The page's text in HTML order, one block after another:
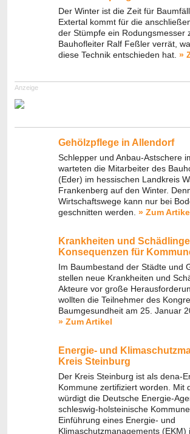
Der Winter ist die Zeit für
Extertal kommt für die
der Stümpfe ein Rodungsmesser
Bauhofleiter Ralf Feßler verrät,
diese Technik entschieden hat. »
Anzeige
Gehölzpflege in Allendorf
Schlepper und Anbau-Astschere
warteten die Mitarbeiter des
(Eder) im hessischen Landkreis
Frankenberg auf den Winter.
Wirtschaftswege kann nur bei
geschnitten werden. » Zum
Krankheiten und
Konsequenzen für
Im Baumbestand der Städte und
stellen neue Krankheiten und
Akteure vor große
wollten die Teilnehmer des
Baumgesundheit am 25. Januar
» Zum Artikel
Energie- und
Kreis Steinburg
Der Kreis Steinburg ist als dena-
Kommune zertifiziert worden. Mit
würdigt die Deutsche Energie-
schleswig-holsteinische
Einführung eines Energie- und
Klimaschutzmanagements (EKM)